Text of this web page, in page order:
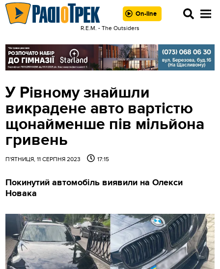
On-line
R.E.M. - The Outsiders
У Рівному знайшли
викрадене авто вартістю
щонайменше пів мільйона
гривень
П'ЯТНИЦЯ, 11 СЕРПНЯ 2023 17:15
Покинутий автомобіль виявили на Олекси
Новака